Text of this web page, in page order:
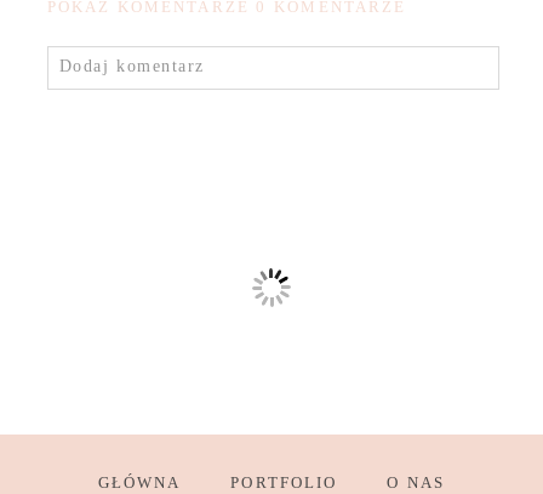
POKAŻ KOMENTARZE 0 KOMENTARZE
Dodaj komentarz
GŁÓWNA PORTFOLIO O NAS